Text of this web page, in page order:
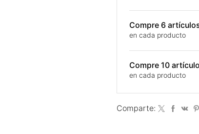
Compre 6
en cada producto
Compre 10
en cada producto
Comparte: